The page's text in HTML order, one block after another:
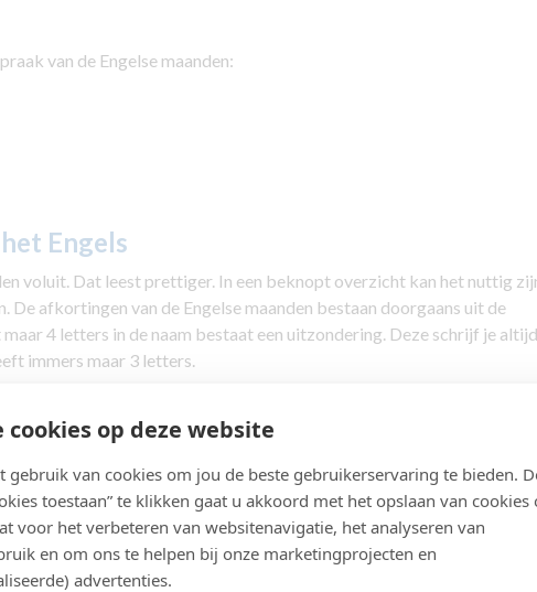
cookies op deze website
gebruik van cookies om jou de beste gebruikerservaring te bieden.
toestaan” te klikken gaat u akkoord met het opslaan van cookies
voor het verbeteren van websitenavigatie, het analyseren van
en om ons te helpen bij onze marketingprojecten en
advertenties.
van de Engelse maanden:
Engels
voluit. Dat leest prettiger. In een beknopt overzicht kan het nuttig
afkortingen van de Engelse maanden bestaan doorgaans uit de
4 letters in de naam bestaat een uitzondering. Deze schrijf je altijd
immers maar 3 letters.
De afkortingen van Engelse maanden mogen echter ook zonder
Engels Afkorting
January
Jan.
February
Feb.